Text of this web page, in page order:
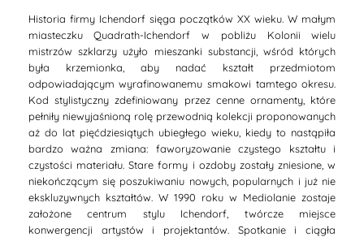
Historia firmy Ichendorf sięga początków XX wieku. W małym
miasteczku Quadrath-Ichendorf w pobliżu Kolonii wielu
mistrzów szklarzy użyło mieszanki substancji, wśród których
była krzemionka, aby nadać kształt przedmiotom
odpowiadającym wyrafinowanemu smakowi tamtego okresu.
Kod stylistyczny zdefiniowany przez cenne ornamenty, które
pełniły niewyjaśnioną rolę przewodnią kolekcji proponowanych
aż do lat pięćdziesiątych ubiegłego wieku, kiedy to nastąpiła
bardzo ważna zmiana: faworyzowanie czystego kształtu i
czystości materiału. Stare formy i ozdoby zostały zniesione, w
niekończącym się poszukiwaniu nowych, popularnych i już nie
ekskluzywnych kształtów. W 1990 roku w Mediolanie zostaje
założone centrum stylu Ichendorf, twórcze miejsce
konwergencji artystów i projektantów. Spotkanie i ciągła